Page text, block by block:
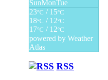
SunMonTue
23°C / 15°C
18°C / 12°C
17°C / 12°C
powered by Weather
Atlas
RSS